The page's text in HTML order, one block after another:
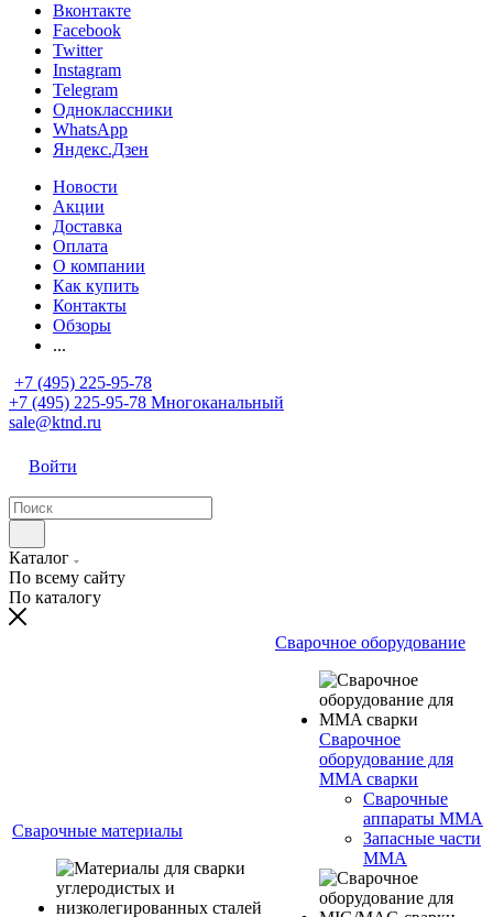
Вконтакте
Facebook
Twitter
Instagram
Telegram
Одноклассники
WhatsApp
Яндекс.Дзен
Новости
Акции
Доставка
Оплата
О компании
Как купить
Контакты
Обзоры
...
+7 (495) 225-95-78
+7 (495) 225-95-78 Многоканальный
sale@ktnd.ru
Войти
Каталог
По всему сайту
По каталогу
Сварочные материалы
Сварочное оборудование
Сварочное
оборудование для
MMA сварки
Сварочные
аппараты MMA
Запасные части
MMA